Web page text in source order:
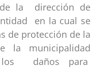
la dirección de
en la cual se
de protección de la
la municipalidad
daños para